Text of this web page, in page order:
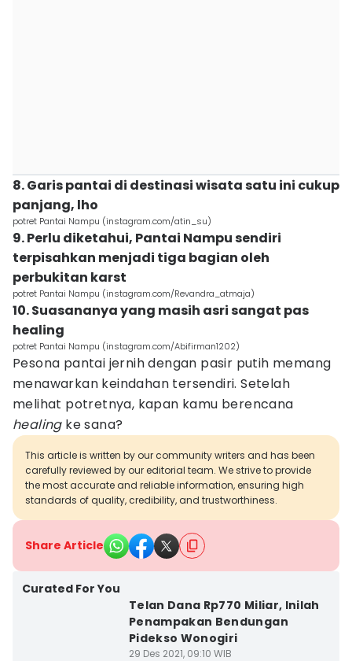
8. Garis pantai di destinasi wisata satu ini cukup
panjang, lho
potret Pantai Nampu (instagram.com/atin_su)
9. Perlu diketahui, Pantai Nampu sendiri
terpisahkan menjadi tiga bagian oleh
perbukitan karst
potret Pantai Nampu (instagram.com/Revandra_atmaja)
10. Suasananya yang masih asri sangat pas
healing
potret Pantai Nampu (instagram.com/Abifirman1202)
Pesona pantai jernih dengan pasir putih memang
menawarkan keindahan tersendiri. Setelah
melihat potretnya, kapan kamu berencana
healingke sana?
This article is written by our community writers and has been
carefully reviewed by our editorial team. We strive to provide
the most accurate and reliable information, ensuring high
standards of quality, credibility, and trustworthiness.
Share Article
Curated For You
Telan Dana Rp770 Miliar, Inilah
Penampakan Bendungan
Pidekso Wonogiri
29 Des 2021, 09:10 WIB